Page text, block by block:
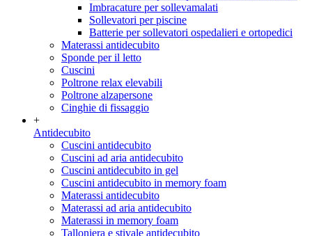
Imbracature per sollevamalati
Sollevatori per piscine
Batterie per sollevatori ospedalieri e ortopedici
Materassi antidecubito
Sponde per il letto
Cuscini
Poltrone relax elevabili
Poltrone alzapersone
Cinghie di fissaggio
+
Antidecubito
Cuscini antidecubito
Cuscini ad aria antidecubito
Cuscini antidecubito in gel
Cuscini antidecubito in memory foam
Materassi antidecubito
Materassi ad aria antidecubito
Materassi in memory foam
Talloniera e stivale antidecubito